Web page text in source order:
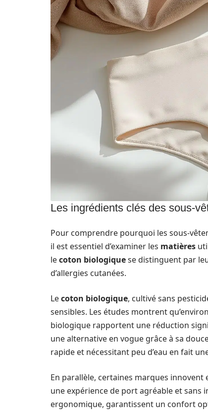
Les ingrédients clés des sous-
Pour comprendre pourquoi les sous-
il est essentiel d’examiner les matières
lecoton biologiquese distinguent par
d’allergies cutanées.
Lecoton biologique, cultivé sans
sensibles. Les études montrent
biologique rapportent une réduction
une alternative en vogue grâce à sa
rapide et nécessitant peu d’eau en fait
En parallèle, certaines marques
une expérience de port agréable et sans
ergonomique, garantissent un confort